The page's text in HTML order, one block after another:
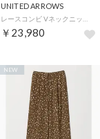
UNITED ARROWS
￥23,980
NEW